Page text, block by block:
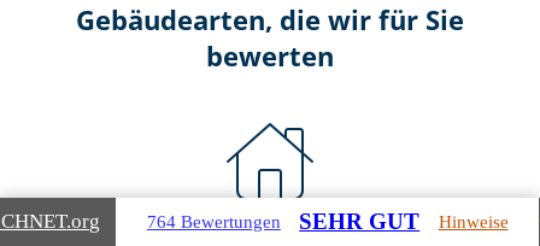
Gebäudearten, die wir für Sie
bewerten
Wohnimmobilien
.org 764 Bewertungen SEHR GUT Hinweise